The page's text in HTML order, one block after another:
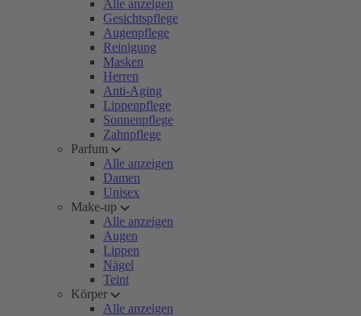
Alle anzeigen
Gesichtspflege
Augenpflege
Reinigung
Masken
Herren
Anti-Aging
Lippenpflege
Sonnenpflege
Zahnpflege
Parfum
Alle anzeigen
Damen
Unisex
Make-up
Alle anzeigen
Augen
Lippen
Nägel
Teint
Körper
Alle anzeigen